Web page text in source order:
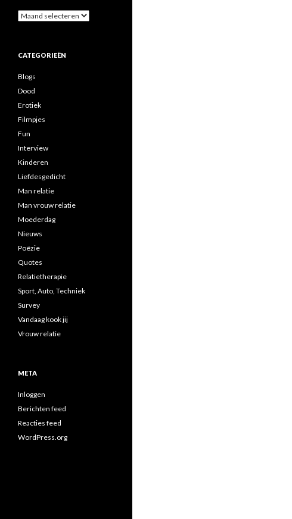
A
i
f
CATEGORIEËN
Blogs
Dood
Erotiek
Filmpjes
Fun
Interview
Kinderen
Liefdesgedicht
Man relatie
Man vrouw relatie
Moederdag
Nieuws
Poëzie
Quotes
Relatietherapie
Sport, Auto, Techniek
Survey
Vandaag kook jij
Vrouw relatie
META
Inloggen
Berichten feed
Reacties feed
WordPress.org